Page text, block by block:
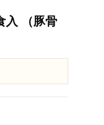
入 （豚骨